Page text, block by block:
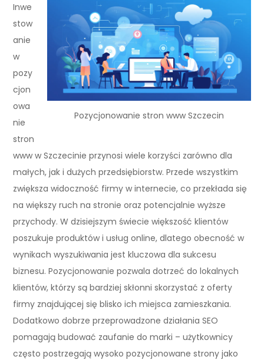
Pozycjonowanie stron www Szczecin
Inwe
stow
anie
w
pozy
cjon
owa
nie
stron
www w Szczecinie przynosi wiele korzyści zarówno dla
małych, jak i dużych przedsiębiorstw. Przede wszystkim
zwiększa widoczność firmy w internecie, co przekłada się
na większy ruch na stronie oraz potencjalnie wyższe
przychody. W dzisiejszym świecie większość klientów
poszukuje produktów i usług online, dlatego obecność w
wynikach wyszukiwania jest kluczowa dla sukcesu
biznesu. Pozycjonowanie pozwala dotrzeć do lokalnych
klientów, którzy są bardziej skłonni skorzystać z oferty
firmy znajdującej się blisko ich miejsca zamieszkania.
Dodatkowo dobrze przeprowadzone działania SEO
pomagają budować zaufanie do marki – użytkownicy
często postrzegają wysoko pozycjonowane strony jako